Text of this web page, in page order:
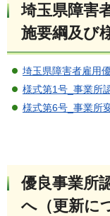
埼玉県障害
施要綱及び
埼玉県障害者雇用
様式第1号_事業所
様式第6号_事業所
優良事業所
へ（更新に